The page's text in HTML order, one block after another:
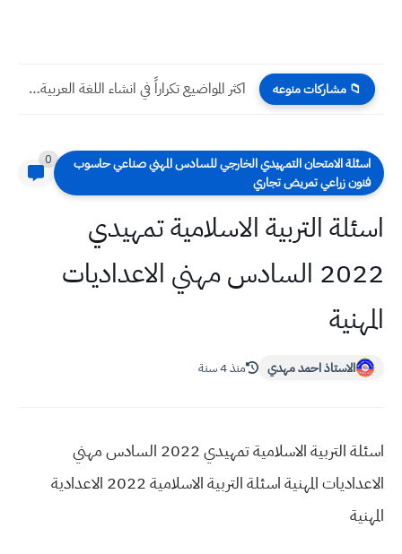
📁 مشاركات منوعه اكثر المواضيع تكراراً في انشاء اللغة العربية لامتحانات نصف السنة
الامتحان التمهيدي الخارجي للسادس المهني صناعي حاسوب
زراعي تمريض تجاري
0
التربية الاسلامية تمهيدي
2022 السادس مهني الاعداديات
الاستاذ احمد مهدي منذ 4 سنة
اسئلة التربية الاسلامية تمهيدي 2022 السادس مهني
الاعداديات المهنية اسئلة التربية الاسلامية 2022 الاعدادية